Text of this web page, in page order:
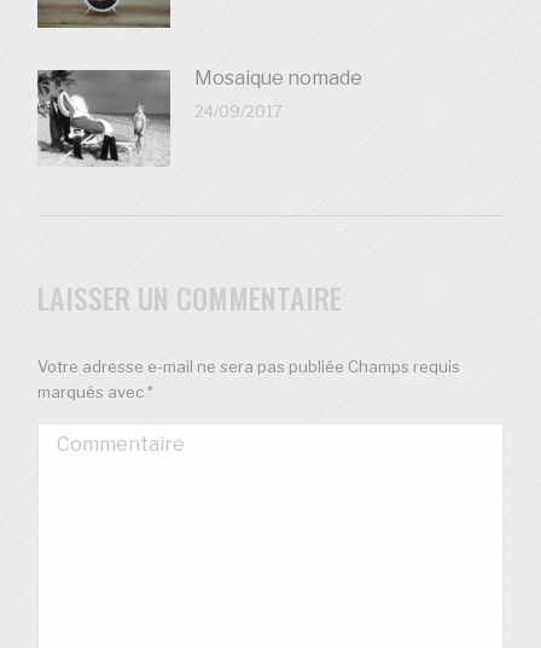
Mosaique nomade
24/09/2017
LAISSER UN COMMENTAIRE
Votre adresse e-mail ne sera pas publiée Champs requis
marqués avec*
Commentaire